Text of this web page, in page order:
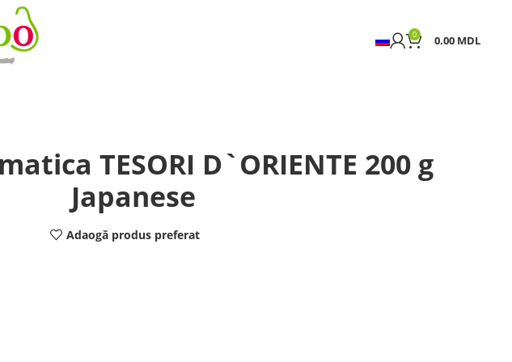
0 0.00 MDL
TESORI D`ORIENTE 200 g
Japanese
Adaogă produs preferat